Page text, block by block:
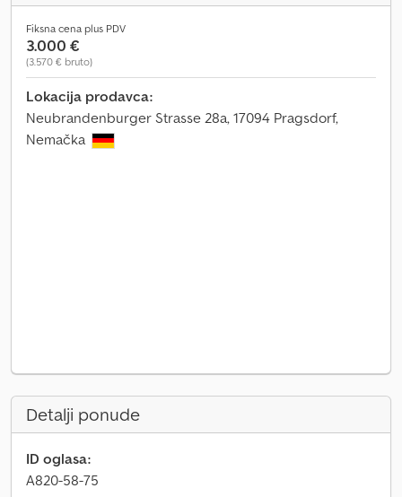
Fiksna cena plus PDV
3.000 €
(3.570 € bruto)
Lokacija prodavca:
Neubrandenburger Strasse 28a, 17094 Pragsdorf,
Nemačka
Detalji ponude
ID oglasa:
A820-58-75